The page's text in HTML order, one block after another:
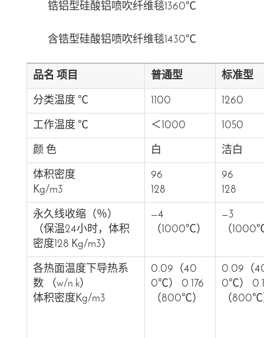
锆铝型硅酸铝喷吹纤维毯1360℃
含锆型硅酸铝喷吹纤维毯1430℃
品名 项目 普通型 标准型
分类温度 ℃ 1100 1260
工作温度 ℃ ＜1000 1050
颜 色 白 洁白
体积密度
Kg/m3
96
128
96
128
永久线收缩（％）
（保温24小时，体积
密度128 Kg/m3）
—4
（1000℃）
—3
（
各热面温度下导热系
数 （w/n.k）
体积密度Kg/m3
0.09（40
0℃） 0.176
（800℃）
0.09（
0℃）
（